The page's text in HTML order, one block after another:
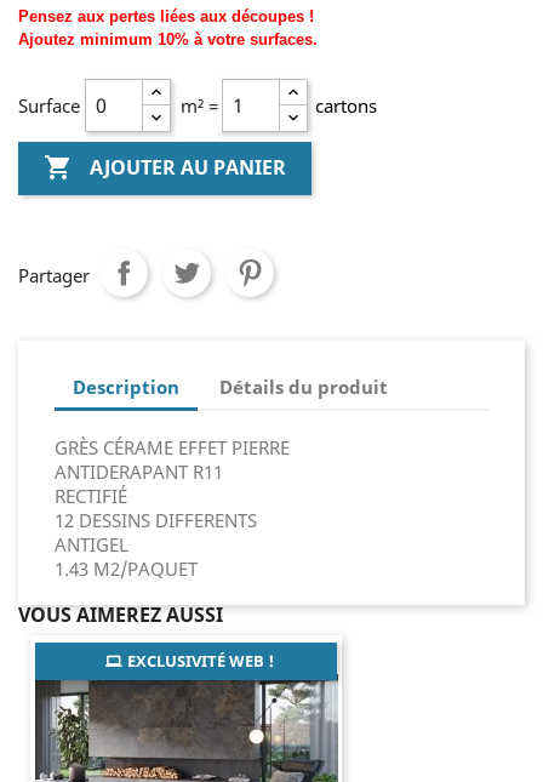
Pensez aux pertes liées aux découpes !
Ajoutez minimum 10% à votre surfaces.
Surface m² = cartons
 AJOUTER AU PANIER
Partager
Description Détails du produit
GRÈS CÉRAME EFFET PIERRE
ANTIDERAPANT R11
RECTIFIÉ
12 DESSINS DIFFERENTS
ANTIGEL
1.43 M2/PAQUET
VOUS AIMEREZ AUSSI
EXCLUSIVITÉ WEB !